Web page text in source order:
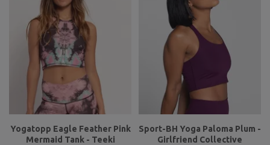
Yogatopp Eagle Feather Pink
Mermaid Tank - Teeki
Sport-BH Yoga Paloma Plum -
Girlfriend Collective